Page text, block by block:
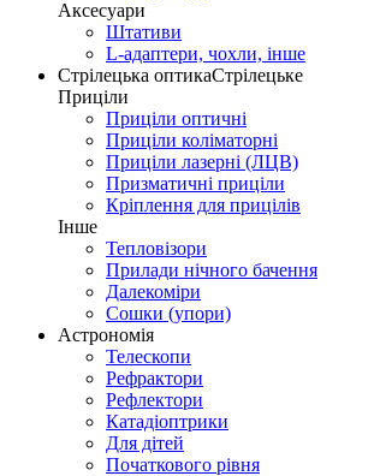
Аксесуари
Штативи
L-адаптери, чохли, інше
Стрілецька оптикаСтрілецьке
Приціли
Приціли оптичні
Приціли коліматорні
Приціли лазерні (ЛЦВ)
Призматичні приціли
Кріплення для прицілів
Інше
Тепловізори
Прилади нічного бачення
Далекоміри
Сошки (упори)
Астрономія
Телескопи
Рефрактори
Рефлектори
Катадіоптрики
Для дітей
Початкового рівня